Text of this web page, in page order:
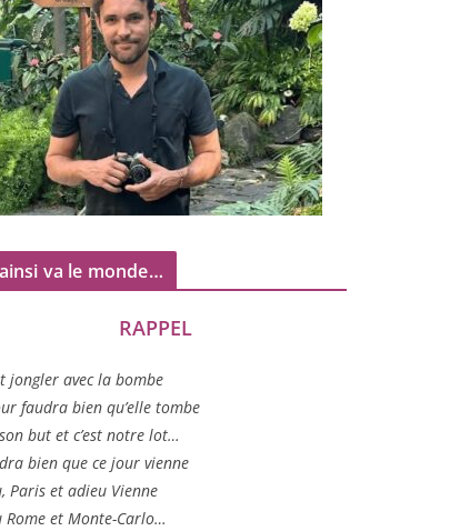
va le monde…
RAPPEL
jon­gler avec la bombe
fau­dra bien qu’elle tombe
son but et c’est notre lot…
bien que ce jour vienne
Paris et adieu Vienne
Rome et Monte-Carlo…